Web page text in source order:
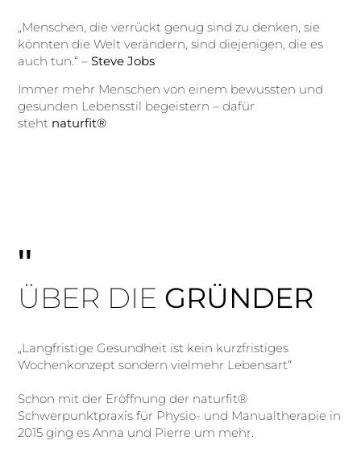
„Menschen, die verrückt genug sind zu denken, sie
könnten die Welt verändern, sind diejenigen, die es
auch tun.“ –Steve Jobs
Immer mehr Menschen von einem bewussten und
gesunden Lebensstil begeistern – dafür
steht naturfit®
"
ÜBER DIE GRÜNDER
„Langfristige Gesundheit ist kein kurzfristiges
Wochenkonzept sondern vielmehr Lebensart“
Schon mit der Eröffnung der naturfit®
Schwerpunktpraxis für Physio- und Manualtherapie in
2015 ging es Anna und Pierre um mehr.